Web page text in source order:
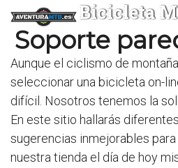
Bicicleta
Soporte
Aunque el ciclismo de
seleccionar una bicicleta on-
difícil. Nosotros tenemos la
En este sitio hallarás
sugerencias inmejorables
nuestra tienda el día de hoy